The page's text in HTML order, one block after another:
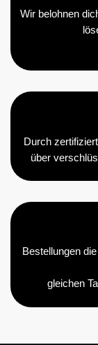
Wir belohnen
Durch
über
Bestellungen
gleichen